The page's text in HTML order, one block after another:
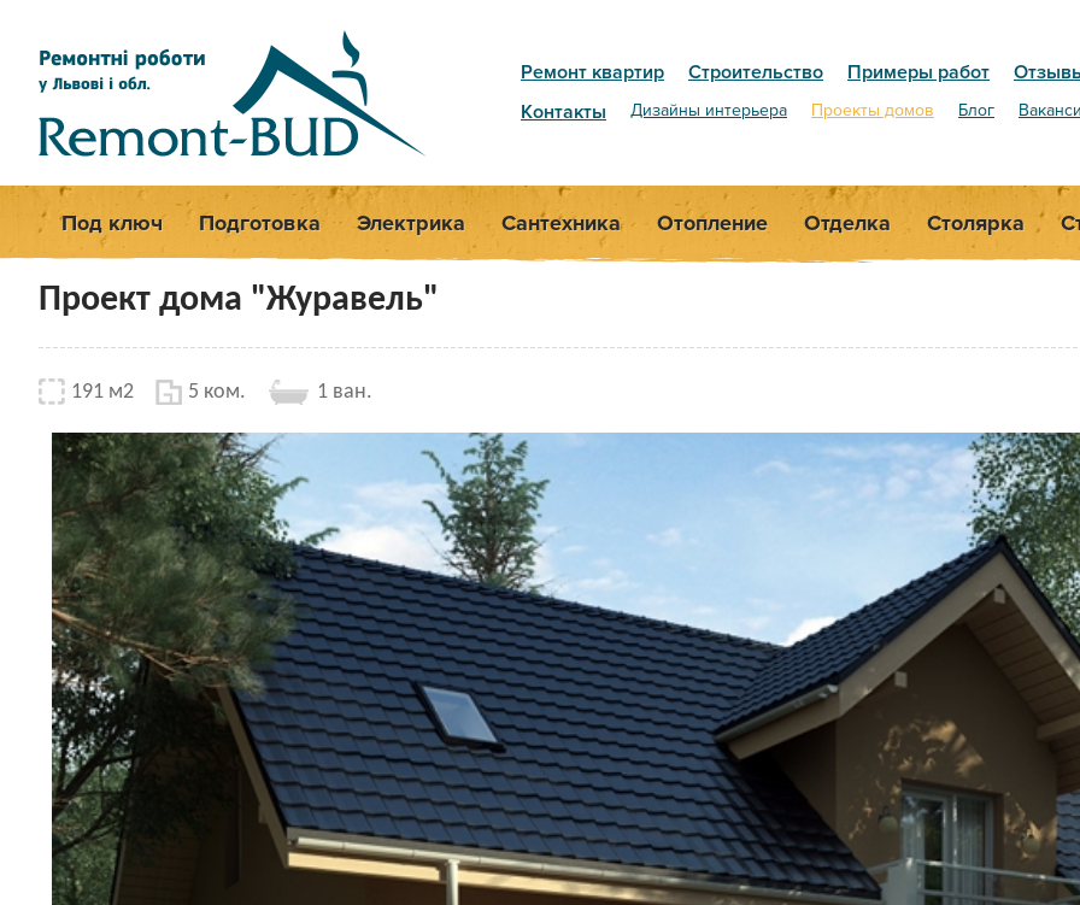
Ремонт квартир Строительство Примеры работ
Контакты
Дизайны интерьера Проекты домов Блог
Под ключ Подготовка Электрика Сантехника Отопление Отделка Столярка
Проект дома "Журавель"
191 м2 5 ком. 1 ван.